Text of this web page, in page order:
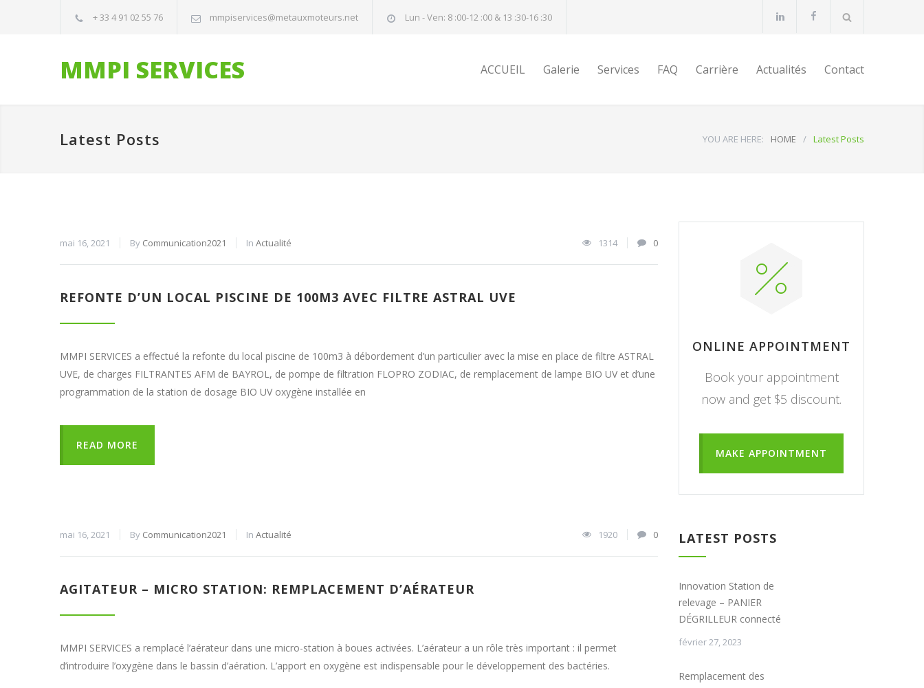
+ 33 4 91 02 55 76 mmpiservices@metauxmoteurs.net Lun - Ven: 8 :00-12 :00 & 13 :30-16 :30
MMPI SERVICES ACCUEIL Galerie Services FAQ Carrière Actualités Contact
Latest Posts YOU ARE HERE: HOME / Latest Posts
mai 16, 2021 By Communication2021 In Actualité 1314 0
REFONTE D’UN LOCAL PISCINE DE 100M3 AVEC FILTRE ASTRAL UVE
MMPI SERVICES a effectué la refonte du local piscine de 100m3 à débordement d’un particulier avec la mise en place de filtre ASTRAL
UVE, de charges FILTRANTES AFM de BAYROL, de pompe de filtration FLOPRO ZODIAC, de remplacement de lampe BIO UV et d’une
programmation de la station de dosage BIO UV oxygène installée en
READ MORE
mai 16, 2021 By Communication2021 In Actualité 1920 0
AGITATEUR – MICRO STATION: REMPLACEMENT D’AÉRATEUR
MMPI SERVICES a remplacé l’aérateur dans une micro-station à boues activées. L’aérateur a un rôle très important : il permet
d’introduire l’oxygène dans le bassin d’aération. L’apport en oxygène est indispensable pour le développement des bactéries.
ONLINE APPOINTMENT
Book your appointment
now and get $5 discount.
MAKE APPOINTMENT
LATEST POSTS
Innovation Station de
relevage – PANIER
DÉGRILLEUR connecté
février 27, 2023
Remplacement des